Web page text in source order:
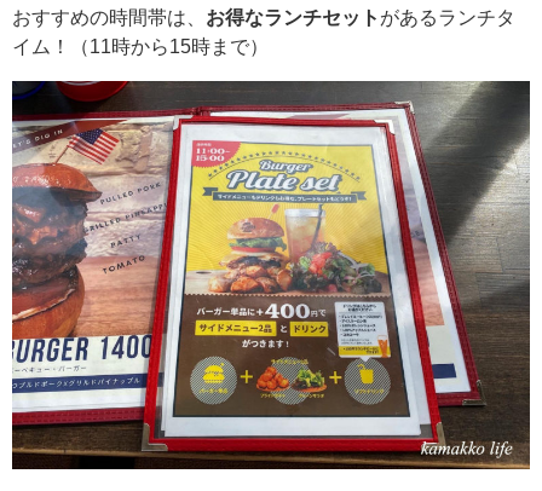
おすすめの時間帯は、 お得なランチセット があるランチタ
イム！（11時から15時まで）